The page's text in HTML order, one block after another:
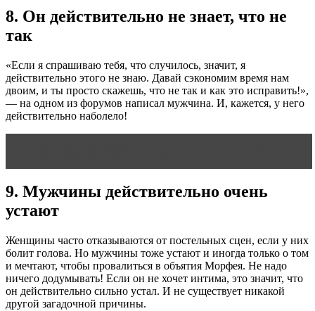
8. Он действительно не знает, что не
так
«Если я спрашиваю тебя, что случилось, значит, я
действительно этого не знаю. Давай сэкономим время нам
двоим, и ты просто скажешь, что не так и как это исправить!»,
— на одном из форумов написал мужчина. И, кажется, у него
действительно наболело!
9. Мужчины действительно очень
устают
Женщины часто отказываются от постельных сцен, если у них
болит голова. Но мужчины тоже устают и иногда только о том
и мечтают, чтобы провалиться в объятия Морфея. Не надо
ничего додумывать! Если он не хочет интима, это значит, что
он действительно сильно устал. И не существует никакой
другой загадочной причины.